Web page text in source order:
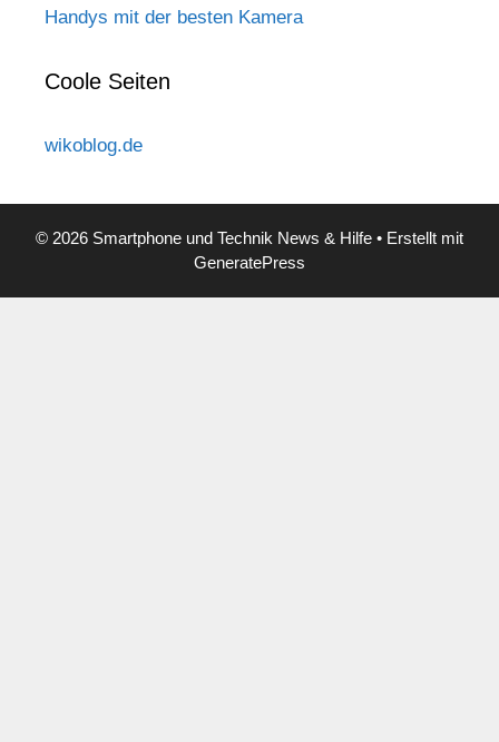
Handys mit der besten Kamera
Coole Seiten
wikoblog.de
© 2026 Smartphone und Technik News & Hilfe • Erstellt mit
GeneratePress